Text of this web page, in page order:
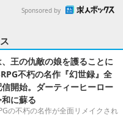
Sponsored by
王の仇敵の娘を護ることに
不朽の名作『幻世録』全
開始。ダーティーヒーロー
に蘇る
の不朽の名作が全面リメイクされ